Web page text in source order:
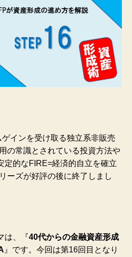
インを受け取る独立系非販売
の常識とされている投資方法や
定的なFIRE=経済的自立を確立
ーズが好評の後に終了しまし
は、『40代からの金融資産形成
』です。今回は第16回目となり